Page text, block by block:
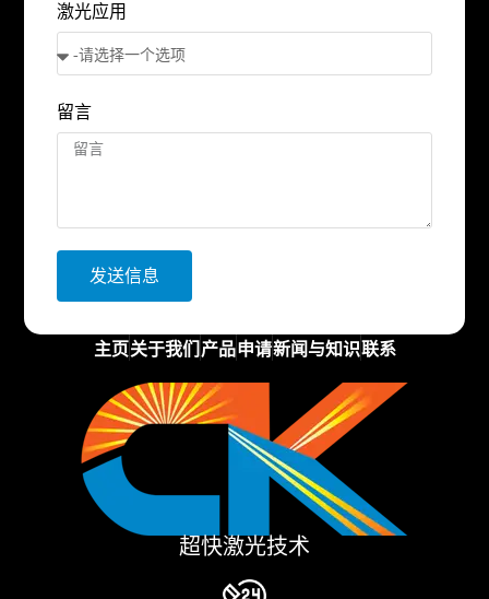
激光应用
留言
发送信息
主页关于我们 产品申请新闻与知识联系
超快激光技术